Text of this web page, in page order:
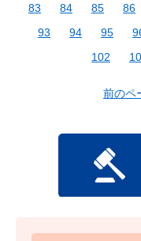
83
84 85 86
93
94 95
102
前のペ